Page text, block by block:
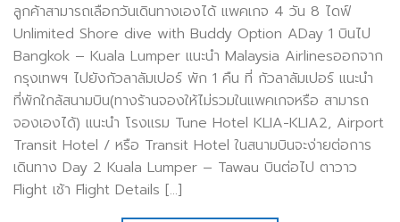
ลูกค้าสามารถเลือกวันเดินทางเองได้ แพคเกจ 4 วัน 8 ไดฟ์
Unlimited Shore dive with Buddy Option ADay 1 บินไป
Bangkok – Kuala Lumper แนะนำ Malaysia Airlinesออกจาก
กรุงเทพฯ ไปยังกัวลาลัมเปอร์ พัก 1 คืน ที่ กัวลาลัมเปอร์ แนะนำ
ที่พักใกล้สนามบิน(ทางร้านจองให้ไม่รวมในแพคเกจหรือ สามารถ
จองเองได้) แนะนำ โรงแรม Tune Hotel KLIA-KLIA2, Airport
Transit Hotel / หรือ Transit Hotel ในสนามบินจะง่ายต่อการ
เดินทาง Day 2 Kuala Lumper – Tawau บินต่อไป ตาวาว
Flight เช้า Flight Details […]